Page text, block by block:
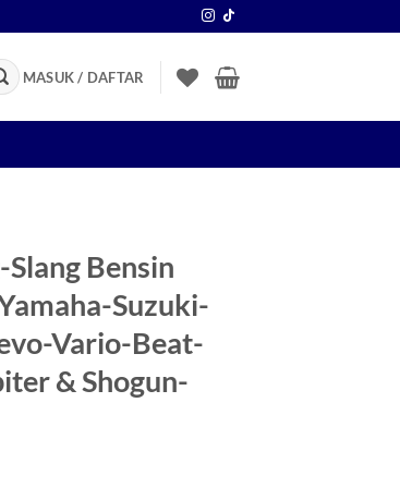
MASUK / DAFTAR
Bensin
Suzuki-
Vario-Beat-
& Shogun-